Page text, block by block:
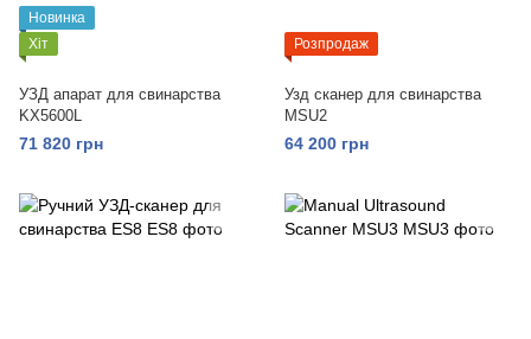
Новинка
Хіт
УЗД апарат для свинарства
KX5600L
71 820 грн
Розпродаж
Узд сканер для свинарства
MSU2
64 200 грн